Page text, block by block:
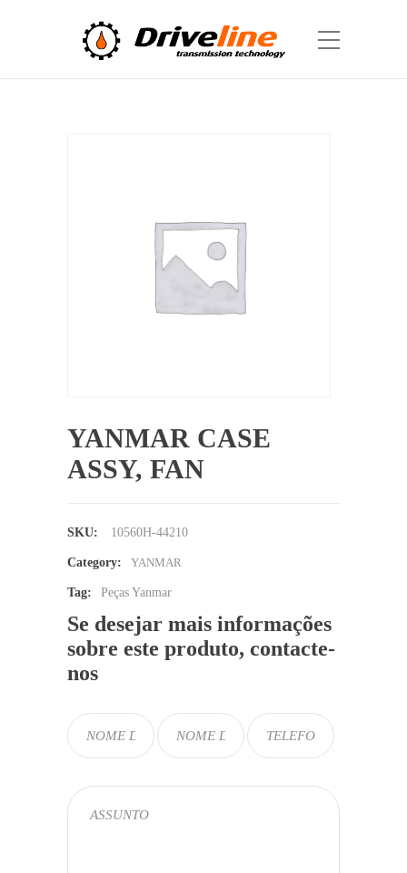
YANMAR CASE
ASSY, FAN
SKU: 10560H-44210
Category: YANMAR
Tag: Peças Yanmar
Se desejar mais informações
sobre este produto, contacte-
nos